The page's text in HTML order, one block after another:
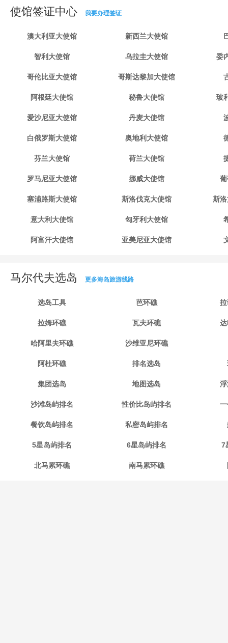
使馆签证中心 我要办理签证
澳大利亚大使馆 新西兰大使馆
智利大使馆 乌拉圭大使馆 委
哥伦比亚大使馆 哥斯达黎加大使馆
阿根廷大使馆 秘鲁大使馆 玻
爱沙尼亚大使馆 丹麦大使馆
白俄罗斯大使馆 奥地利大使馆
芬兰大使馆 荷兰大使馆
罗马尼亚大使馆 挪威大使馆
塞浦路斯大使馆 斯洛伐克大使馆 斯
意大利大使馆 匈牙利大使馆
阿富汗大使馆 亚美尼亚大使馆
马尔代夫选岛 更多海岛旅游线路
选岛工具 芭环礁
拉姆环礁 瓦夫环礁
哈阿里夫环礁 沙维亚尼环礁
阿杜环礁 排名选岛
集团选岛 地图选岛
沙滩岛屿排名 性价比岛屿排名
餐饮岛屿排名 私密岛屿排名
5星岛屿排名 6星岛屿排名 7
北马累环礁 南马累环礁